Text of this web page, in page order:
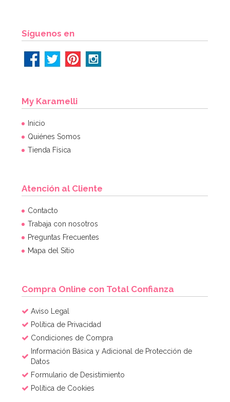
Síguenos en
My Karamelli
Inicio
Quiénes Somos
Tienda Física
Atención al Cliente
Contacto
Trabaja con nosotros
Preguntas Frecuentes
Mapa del Sitio
Compra Online con Total Confianza
Aviso Legal
Política de Privacidad
Condiciones de Compra
Información Básica y Adicional de Protección de
Datos
Formulario de Desistimiento
Política de Cookies